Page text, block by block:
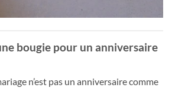
bougie pour un anniversaire
n’est pas un anniversaire comme